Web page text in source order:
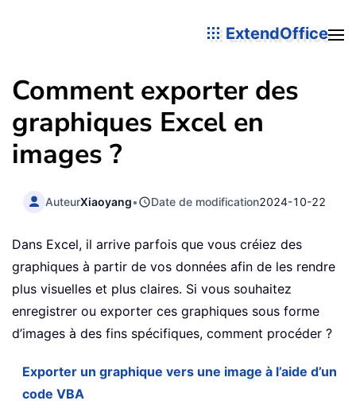
ExtendOffice
Comment exporter des
graphiques Excel en
images ?
AuteurXiaoyang• Date de modification2024-10-22
Dans Excel, il arrive parfois que vous créiez des
graphiques à partir de vos données afin de les rendre
plus visuelles et plus claires. Si vous souhaitez
enregistrer ou exporter ces graphiques sous forme
d’images à des fins spécifiques, comment procéder ?
Exporter un graphique vers une image à l’aide d’un
code VBA